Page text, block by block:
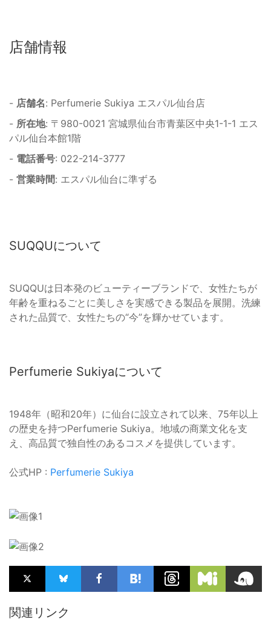
店舗情報
- 店舗名: Perfumerie Sukiya エスパル仙台店
- 所在地: 〒980-0021 宮城県仙台市青葉区中央1-1-1 エス
パル仙台本館1階
- 電話番号: 022-214-3777
- 営業時間: エスパル仙台に準ずる
SUQQUについて
SUQQUは日本発のビューティーブランドで、女性たちが
年齢を重ねるごとに美しさを実感できる製品を展開。洗練
された品質で、女性たちの“今”を輝かせています。
Perfumerie Sukiyaについて
1948年（昭和20年）に仙台に設立されて以来、75年以上
の歴史を持つPerfumerie Sukiya。地域の商業文化を支
え、高品質で独自性のあるコスメを提供しています。
公式HP : Perfumerie Sukiya
関連リンク